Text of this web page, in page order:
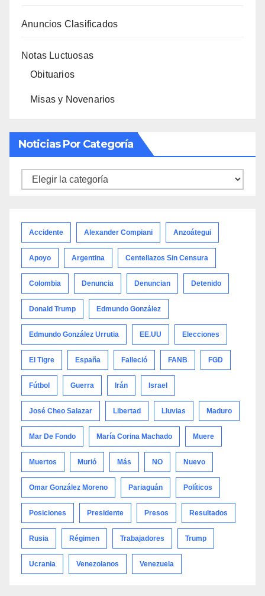
Anuncios Clasificados
Notas Luctuosas
Obituarios
Misas y Novenarios
Noticias Por Categoría
Noticias
Accidente Alexander Compiani Anzoátegui
Apoyo Argentina Centellazos Sin Censura
Colombia Denuncia Denuncian Detenido
Donald Trump Edmundo González
Edmundo González Urrutia EE.UU Elecciones
El Tigre España Falleció FANB FGD
Fútbol Guerra Irán Israel
José Cheo Salazar Libertad Lluvias Maduro
Mar De Fondo María Corina Machado Muere
Muertos Murió Más NO Nuevo
Omar González Moreno Pariaguán Políticos
Posiciones Presidente Presos Resultados
Rusia Régimen Trabajadores Trump
Ucrania Venezolanos Venezuela